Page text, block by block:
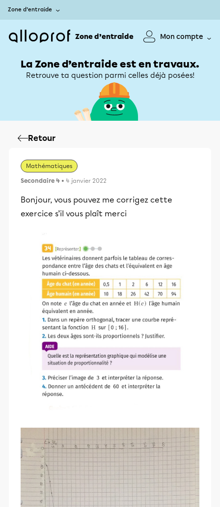
Zone d’entraide
Zone d’entraide Mon compte
La Zone d’entraide est en travaux.
Retrouve ta question parmi celles déjà posées!
Retour
Mathématiques
Secondaire 4 • 4 janvier 2022
Bonjour, vous pouvez me corrigez cette
exercice s’il vous plaît merci